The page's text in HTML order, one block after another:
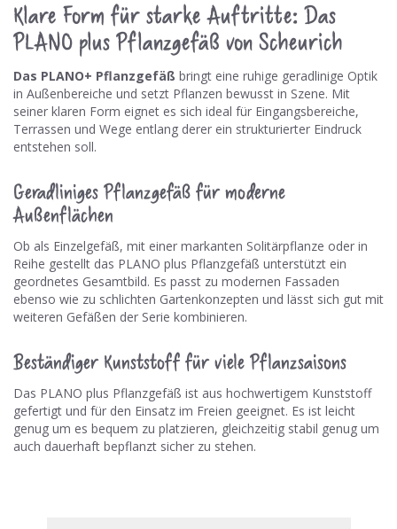
Klare Form für starke Auftritte: Das
PLANO plus Pflanzgefäß von Scheurich
Das PLANO+ Pflanzgefäß bringt eine ruhige geradlinige Optik
in Außenbereiche und setzt Pflanzen bewusst in Szene. Mit
seiner klaren Form eignet es sich ideal für Eingangsbereiche,
Terrassen und Wege entlang derer ein strukturierter Eindruck
entstehen soll.
Geradliniges Pflanzgefäß für moderne
Außenflächen
Ob als Einzelgefäß, mit einer markanten Solitärpflanze oder in
Reihe gestellt das PLANO plus Pflanzgefäß unterstützt ein
geordnetes Gesamtbild. Es passt zu modernen Fassaden
ebenso wie zu schlichten Gartenkonzepten und lässt sich gut mit
weiteren Gefäßen der Serie kombinieren.
Beständiger Kunststoff für viele Pflanzsaisons
Das PLANO plus Pflanzgefäß ist aus hochwertigem Kunststoff
gefertigt und für den Einsatz im Freien geeignet. Es ist leicht
genug um es bequem zu platzieren, gleichzeitig stabil genug um
auch dauerhaft bepflanzt sicher zu stehen.